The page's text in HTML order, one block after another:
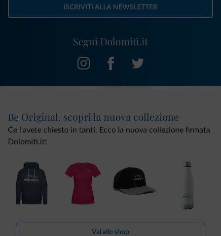
Segui Dolomiti.it
ISCRIVITI ALLA NEWSLETTER
Be Original, scopri la nuova collezione
Ce l'avete chiesto in tanti. Ecco la nuova collezione firmata
Dolomiti.it!
Vai allo shop